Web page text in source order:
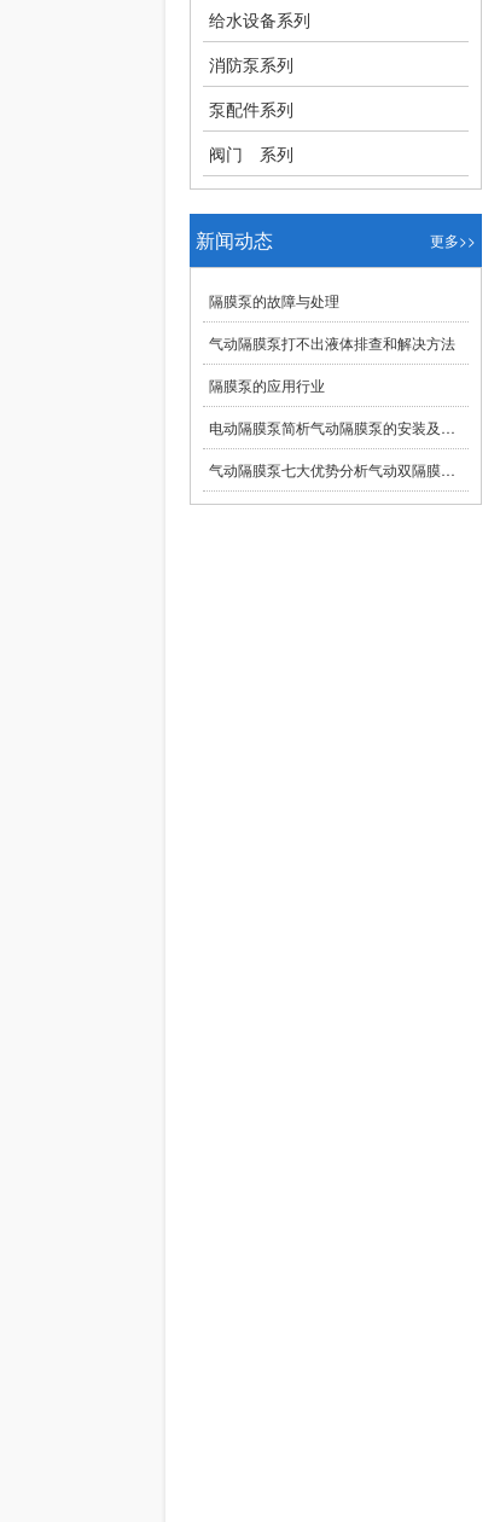
给水设备系列
消防泵系列
泵配件系列
阀门 系列
新闻动态 更多>>
隔膜泵的故障与处理
气动隔膜泵打不出液体排查和解决方法
隔膜泵的应用行业
电动隔膜泵简析气动隔膜泵的安装及使用方法
气动隔膜泵七大优势分析气动双隔膜泵的优势